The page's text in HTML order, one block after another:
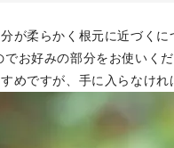
が柔らかく根元に近づく
お好みの部分をお使いくだ
めですが、手に入らなけれ